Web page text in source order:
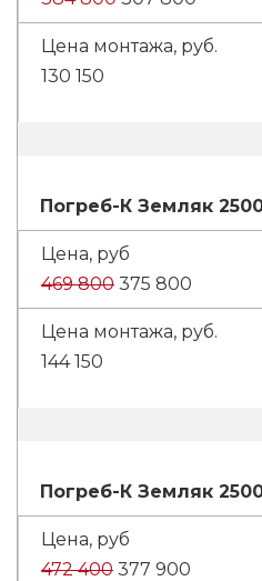
130 150
Погреб-К Земляк
469 800 375 800
144 150
Погреб-К Земляк
472 400 377 900